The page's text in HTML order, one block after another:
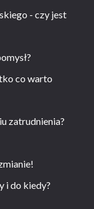
- czy jest
co warto
zatrudnienia?
i do kiedy?